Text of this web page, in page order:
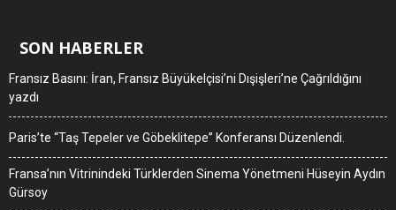
SON HABERLER
Fransız Basını: İran, Fransız Büyükelçisi’ni Dışişleri’ne Çağrıldığını
yazdı
Paris’te “Taş Tepeler ve Göbeklitepe” Konferansı Düzenlendi.
Fransa’nın Vitrinindeki Türklerden Sinema Yönetmeni Hüseyin Aydın
Gürsoy